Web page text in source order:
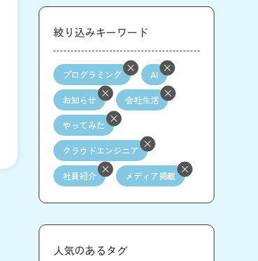
絞り込みキーワード
プログラミング AI
お知らせ 会社生活
やってみた
クラウドエンジニア
社員紹介 メディア掲載
人気のあるタグ